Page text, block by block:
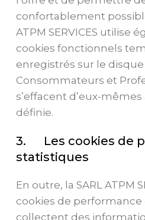
confortablement
ATPM SERVICES utilise
cookies fonctionnels
enregistrés sur le
Consommateurs et
s’effacent d’eux-
définie.
3. Les cookies de
statistiques
En outre, la SARL ATPM
cookies de
collectent des